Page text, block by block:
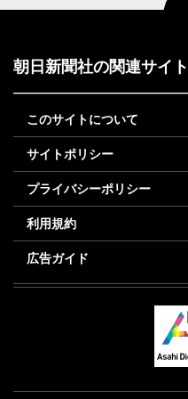
朝日新聞社の関連サイト
このサイトについて
サイトポリシー
プライバシーポリシー
利用規約
広告ガイド